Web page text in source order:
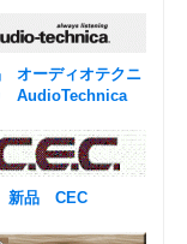
オーディオテクニ
AudioTechnica
新品 CEC